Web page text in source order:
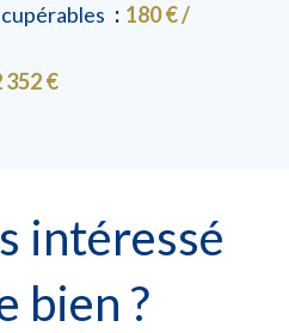
180 € /
352 €
intéressé
bien ?